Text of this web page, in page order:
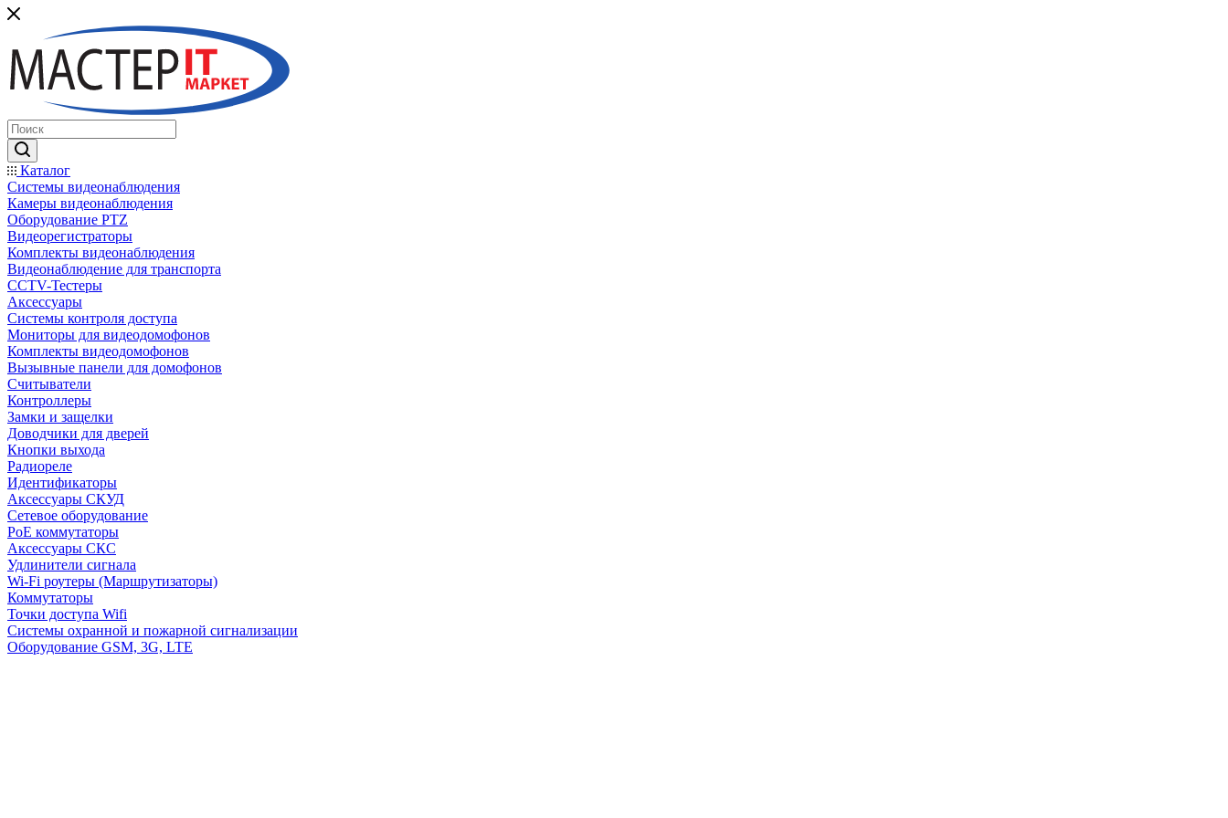
Каталог
Системы видеонаблюдения
Камеры видеонаблюдения
Оборудование PTZ
Видеорегистраторы
Комплекты видеонаблюдения
Видеонаблюдение для транспорта
CCTV-Тестеры
Аксессуары
Системы контроля доступа
Мониторы для видеодомофонов
Комплекты видеодомофонов
Вызывные панели для домофонов
Считыватели
Контроллеры
Замки и защелки
Доводчики для дверей
Кнопки выхода
Радиореле
Идентификаторы
Аксессуары СКУД
Сетевое оборудование
PoE коммутаторы
Аксессуары СКС
Удлинители сигнала
Wi-Fi роутеры (Маршрутизаторы)
Коммутаторы
Точки доступа Wifi
Системы охранной и пожарной сигнализации
Оборудование GSM, 3G, LTE